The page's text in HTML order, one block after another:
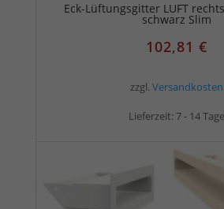
Eck-Lüftungsgitter LUFT
schwarz Slim
102,81 €
zzgl. Versandkosten
Lieferzeit: 7 - 14 Tage